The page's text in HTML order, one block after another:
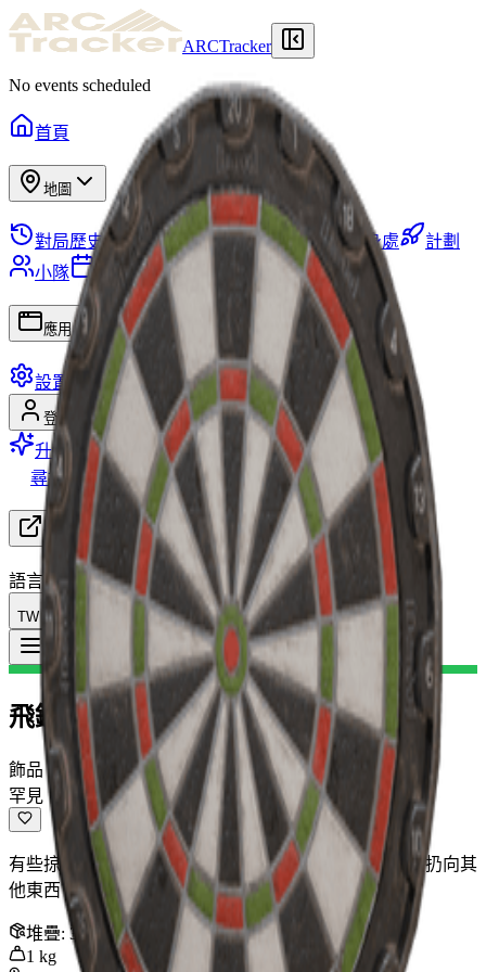
ARCTracker
No events scheduled
首頁
地圖
對局歷史 倉庫 所需物品 任務 藏身處
計劃
小隊
地圖事件 賽季 技能樹
應用
設置
登錄
升級高級版
尋找組隊
語言
TW 繁體中文
Toggle Menu 物品: 飛鏢靶
飛鏢靶
飾品
罕見
有些掠奪者用它來練習靈巧度。其他人只是喜歡把東西扔向其
他東西。
堆疊:3
1 kg